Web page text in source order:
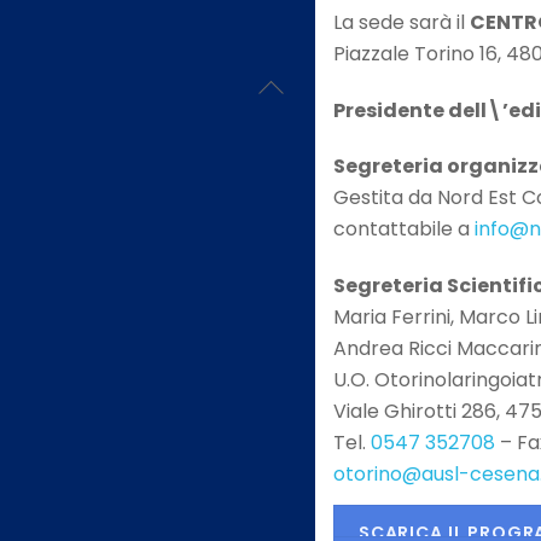
La sede sarà il
Piazzale Torino 16,
Presidente
Segreteria
Gestita da Nord Est
contattabile a
Segreteria
Maria Ferrini, Marco
Andrea Ricci
U.O.
Viale Ghirotti 286,
Tel. 0547 352708 –
otorino@ausl-
SCARICA IL